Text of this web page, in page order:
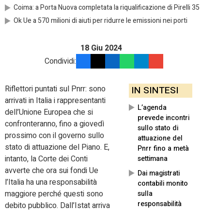
Coima: a Porta Nuova completata la riqualificazione di Pirelli 35
Ok Ue a 570 milioni di aiuti per ridurre le emissioni nei porti
18 Giu 2024
Condividi:
IN SINTESI
L’agenda
prevede incontri
sullo stato di
attuazione del
Pnrr fino a metà
settimana
Dai magistrati
contabili monito
sulla
responsabilità
Riflettori puntati sul Pnrr: sono
arrivati in Italia i rappresentanti
dell’Unione Europea che si
confronteranno, fino a giovedì
prossimo con il governo sullo
stato di attuazione del Piano. E,
intanto, la Corte dei Conti
avverte che ora sui fondi Ue
l’Italia ha una responsabilità
maggiore perché questi sono
debito pubblico. Dall’Istat arriva